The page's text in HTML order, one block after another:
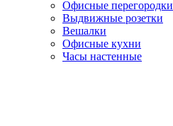
Офисные перегородки
Выдвижные розетки
Вешалки
Офисные кухни
Часы настенные